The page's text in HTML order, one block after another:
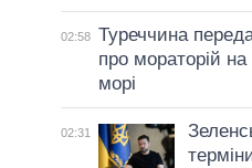
02:58 Туреччина
про мораторій
морі
02:31